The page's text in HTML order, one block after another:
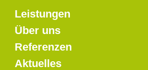
Leistungen
Über uns
Referenzen
Aktuelles